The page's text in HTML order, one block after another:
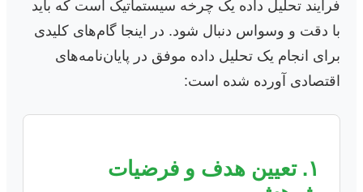
فرایند تحلیل داده یک چرخه سیستماتیک است که باید
با دقت و وسواس دنبال شود. در اینجا گام‌های کلیدی
برای انجام یک تحلیل داده موفق در پایان‌نامه‌های
اقتصادی آورده شده است:
۱. تعیین هدف و فرضیات